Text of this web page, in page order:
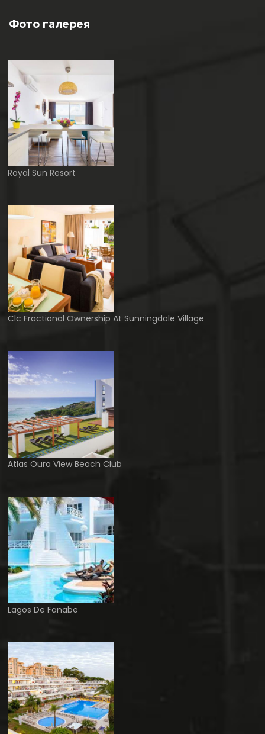
Фото галерея
Royal Sun Resort
Clc Fractional Ownership At Sunningdale Village
Atlas Oura View Beach Club
Lagos De Fanabe